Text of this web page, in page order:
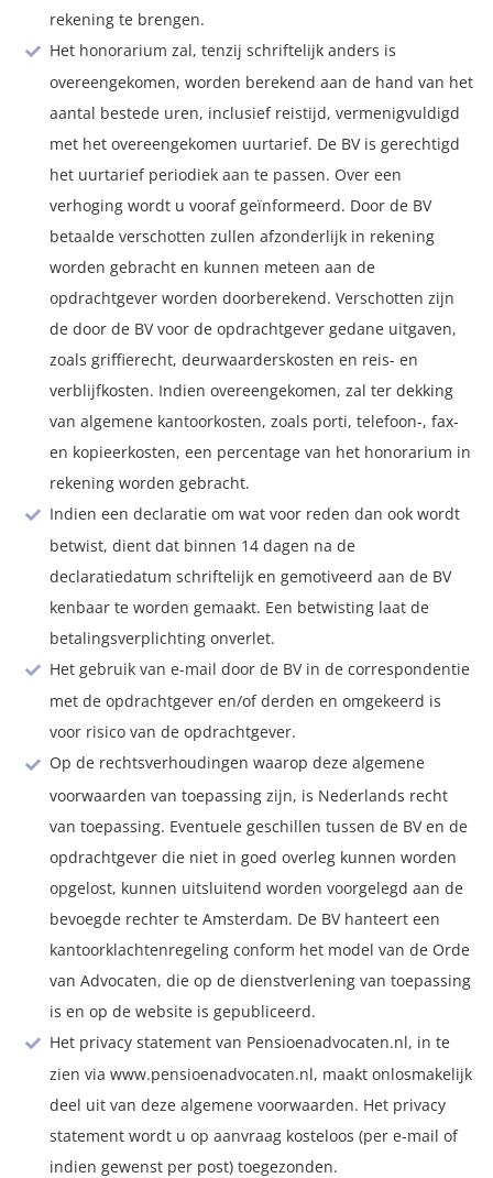
rekening te brengen.
Het honorarium zal, tenzij schriftelijk anders is
overeengekomen, worden berekend aan de hand van het
aantal bestede uren, inclusief reistijd, vermenigvuldigd
met het overeengekomen uurtarief. De BV is gerechtigd
het uurtarief periodiek aan te passen. Over een
verhoging wordt u vooraf geïnformeerd. Door de BV
betaalde verschotten zullen afzonderlijk in rekening
worden gebracht en kunnen meteen aan de
opdrachtgever worden doorberekend. Verschotten zijn
de door de BV voor de opdrachtgever gedane uitgaven,
zoals griffierecht, deurwaarderskosten en reis- en
verblijfkosten. Indien overeengekomen, zal ter dekking
van algemene kantoorkosten, zoals porti, telefoon-, fax-
en kopieerkosten, een percentage van het honorarium in
rekening worden gebracht.
Indien een declaratie om wat voor reden dan ook wordt
betwist, dient dat binnen 14 dagen na de
declaratiedatum schriftelijk en gemotiveerd aan de BV
kenbaar te worden gemaakt. Een betwisting laat de
betalingsverplichting onverlet.
Het gebruik van e-mail door de BV in de correspondentie
met de opdrachtgever en/of derden en omgekeerd is
voor risico van de opdrachtgever.
Op de rechtsverhoudingen waarop deze algemene
voorwaarden van toepassing zijn, is Nederlands recht
van toepassing. Eventuele geschillen tussen de BV en de
opdrachtgever die niet in goed overleg kunnen worden
opgelost, kunnen uitsluitend worden voorgelegd aan de
bevoegde rechter te Amsterdam. De BV hanteert een
kantoorklachtenregeling conform het model van de Orde
van Advocaten, die op de dienstverlening van toepassing
is en op de website is gepubliceerd.
Het privacy statement van Pensioenadvocaten.nl, in te
zien via www.pensioenadvocaten.nl, maakt onlosmakelijk
deel uit van deze algemene voorwaarden. Het privacy
statement wordt u op aanvraag kosteloos (per e-mail of
indien gewenst per post) toegezonden.